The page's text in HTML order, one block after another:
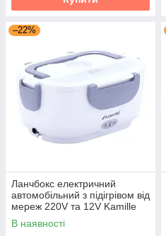
–22%
Ланчбокс електричний
автомобільний з підігрівом від
мереж 220V та 12V Kamille
KM-2130A
В наявності